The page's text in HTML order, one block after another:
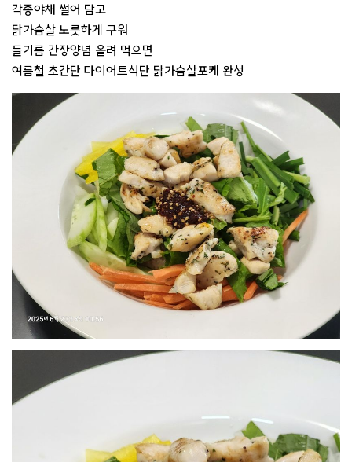
각종야채 썰어 담고
닭가슴살 노릇하게 구워
들기름 간장양념 올려 먹으면
여름철 초간단 다이어트식단 닭가슴살포케 완성